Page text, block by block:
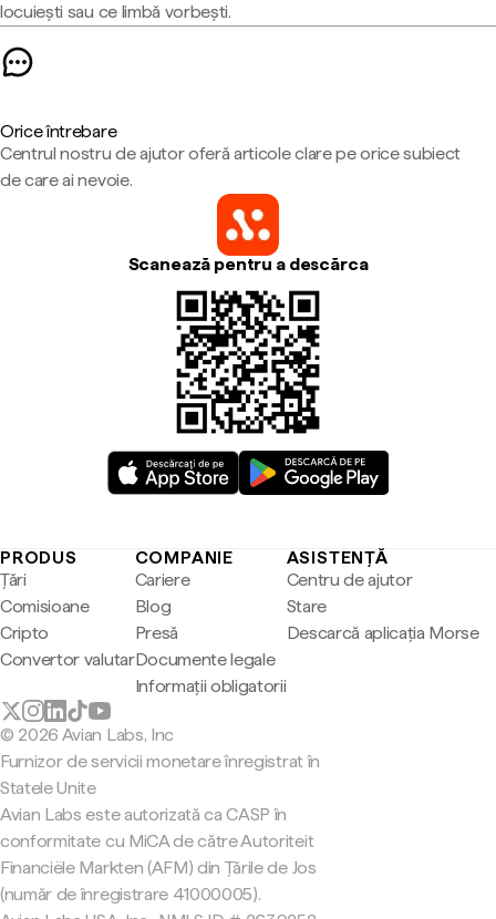
locuiești sau ce limbă vorbești.
Orice întrebare
Centrul nostru de ajutor oferă articole clare pe orice subiect
de care ai nevoie.
Scanează pentru a descărca
PRODUS
Țări
Comisioane
Cripto
Convertor valutar
COMPANIE
Cariere
Blog
Presă
Documente legale
Informații obligatorii
ASISTENȚĂ
Centru de ajutor
Stare
Descarcă aplicația Morse
© 2026 Avian Labs, Inc
Furnizor de servicii monetare înregistrat în
Statele Unite
Avian Labs este autorizată ca CASP în
conformitate cu MiCA de către Autoriteit
Financiële Markten (AFM) din Țările de Jos
(număr de înregistrare 41000005).